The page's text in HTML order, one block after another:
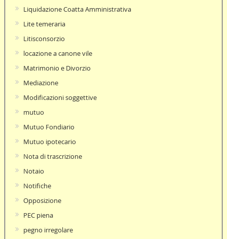
Liquidazione Coatta Amministrativa
Lite temeraria
Litisconsorzio
locazione a canone vile
Matrimonio e Divorzio
Mediazione
Modificazioni soggettive
mutuo
Mutuo Fondiario
Mutuo ipotecario
Nota di trascrizione
Notaio
Notifiche
Opposizione
PEC piena
pegno irregolare